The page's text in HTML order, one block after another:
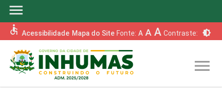
menu
accessible Acessibilidade Mapa do Site Fonte: A A A Contraste: brightness_6
menu